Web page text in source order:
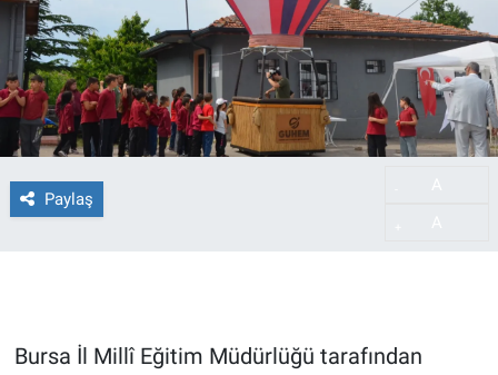
Paylaş
Bursa İl Millî Eğitim Müdürlüğü tarafından
Haber Arşivi